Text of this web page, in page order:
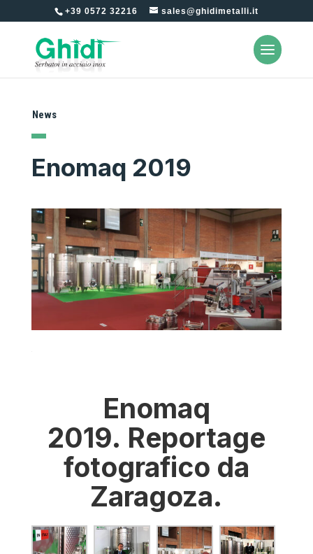
+39 0572 32216 sales@ghidimetalli.it
News
Enomaq 2019
Enomaq
2019. Reportage
fotografico da
Zaragoza.